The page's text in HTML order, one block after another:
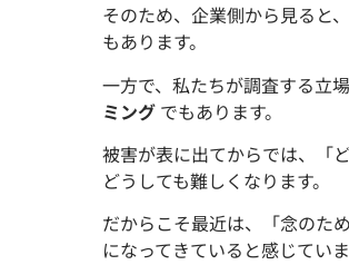
そのため、企業側から見ると
もあります。
一方で、私たちが調査する立場
ミング でもあります。
被害が表に出てからでは、「
どうしても難しくなります。
だからこそ最近は、「念のた
になってきていると感じていま